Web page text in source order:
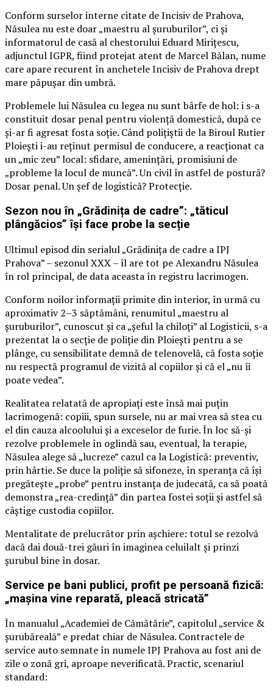
Conform surselor interne citate de Incisiv de Prahova,
Năsulea nu este doar „maestru al șuruburilor”, ci și
informatorul de casă al chestorului Eduard Mirițescu,
adjunctul IGPR, fiind protejat atent de Marcel Bălan, nume
care apare recurent în anchetele Incisiv de Prahova drept
mare păpușar din umbră.
Problemele lui Năsulea cu legea nu sunt bârfe de hol: i s-a
constituit dosar penal pentru violență domestică, după ce
și-ar fi agresat fosta soție. Când polițiștii de la Biroul Rutier
Ploiești i-au reținut permisul de conducere, a reacționat ca
un „mic zeu” local: sfidare, amenințări, promisiuni de
„probleme la locul de muncă”. Un civil în astfel de postură?
Dosar penal. Un șef de logistică? Protecție.
Sezon nou în „Grădinița de cadre”: „tăticul
plângăcios” își face probe la secție
Ultimul episod din serialul „Grădinița de cadre a IPJ
Prahova” – sezonul XXX – îl are tot pe Alexandru Năsulea
în rol principal, de data aceasta în registru lacrimogen.
Conform noilor informații primite din interior, în urmă cu
aproximativ 2–3 săptămâni, renumitul „maestru al
șuruburilor”, cunoscut și ca „șeful la chiloți” al Logisticii, s-a
prezentat la o secție de poliție din Ploiești pentru a se
plânge, cu sensibilitate demnă de telenovelă, că fosta soție
nu respectă programul de vizită al copiilor și că el „nu îi
poate vedea”.
Realitatea relatată de apropiați este însă mai puțin
lacrimogenă: copiii, spun sursele, nu ar mai vrea să stea cu
el din cauza alcoolului și a exceselor de furie. În loc să-și
rezolve problemele în oglindă sau, eventual, la terapie,
Năsulea alege să „lucreze” cazul ca la Logistică: preventiv,
prin hârtie. Se duce la poliție să sifoneze, în speranța că își
pregătește „probe” pentru instanța de judecată, ca să poată
demonstra „rea-credință” din partea fostei soții și astfel să
câștige custodia copiilor.
Mentalitate de prelucrător prin așchiere: totul se rezolvă
dacă dai două-trei găuri în imaginea celuilalt și prinzi
șurubul bine în dosar.
Service pe bani publici, profit pe persoană fizică:
„mașina vine reparată, pleacă stricată”
În manualul „Academiei de Cămătărie”, capitolul „service &
șurubăreală” e predat chiar de Năsulea. Contractele de
service auto semnate în numele IPJ Prahova au fost ani de
zile o zonă gri, aproape neverificată. Practic, scenariul
standard: